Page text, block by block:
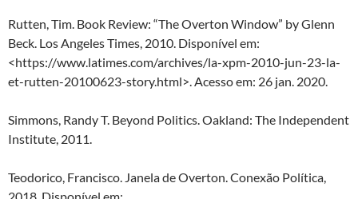
Rutten, Tim. Book Review: “The Overton Window” by Glenn
Beck. Los Angeles Times, 2010. Disponível em:
<https://www.latimes.com/archives/la-xpm-2010-jun-23-la-
et-rutten-20100623-story.html>. Acesso em: 26 jan. 2020.
Simmons, Randy T. Beyond Politics. Oakland: The Independent
Institute, 2011.
Teodorico, Francisco. Janela de Overton. Conexão Política,
2018. Disponível em: